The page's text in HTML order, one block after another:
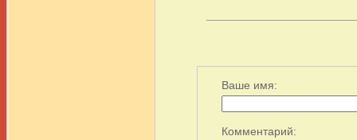
Ваше имя:
Комментарий: